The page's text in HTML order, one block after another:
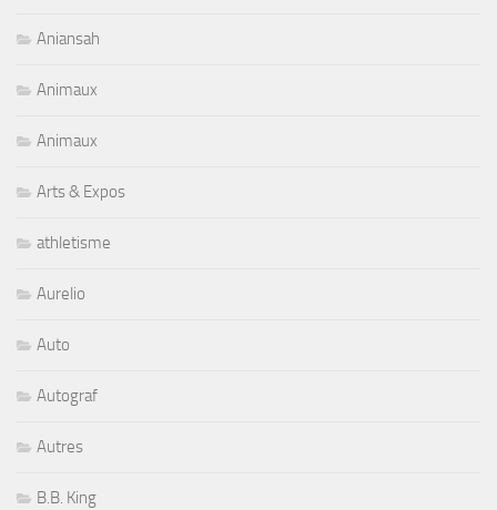
Aniansah
Animaux
Animaux
Arts & Expos
athletisme
Aurelio
Auto
Autograf
Autres
B.B. King